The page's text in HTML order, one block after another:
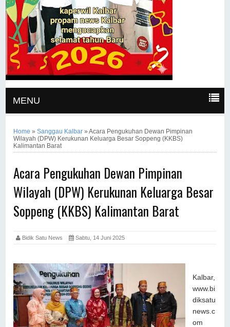
MENU
Home »Sanggau Kalbar »Acara Pengukuhan Dewan Pimpinan
Wilayah (DPW) Kerukunan Keluarga Besar Soppeng (KKBS)
Kalimantan Barat
Acara Pengukuhan Dewan Pimpinan
Wilayah (DPW) Kerukunan Keluarga Besar
Soppeng (KKBS) Kalimantan Barat
Bidik Satu News Sabtu, 14 Juni 2025
Kalbar,
www.bi
diksatu
news.c
om